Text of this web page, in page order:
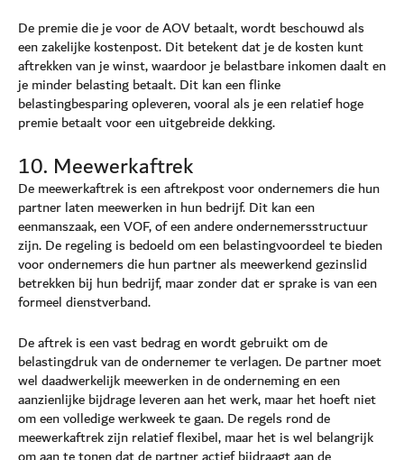
De premie die je voor de AOV betaalt, wordt beschouwd als
een zakelijke kostenpost. Dit betekent dat je de kosten kunt
aftrekken van je winst, waardoor je belastbare inkomen daalt en
je minder belasting betaalt. Dit kan een flinke
belastingbesparing opleveren, vooral als je een relatief hoge
premie betaalt voor een uitgebreide dekking.
10. Meewerkaftrek
De meewerkaftrek is een aftrekpost voor ondernemers die hun
partner laten meewerken in hun bedrijf. Dit kan een
eenmanszaak, een VOF, of een andere ondernemersstructuur
zijn. De regeling is bedoeld om een belastingvoordeel te bieden
voor ondernemers die hun partner als meewerkend gezinslid
betrekken bij hun bedrijf, maar zonder dat er sprake is van een
formeel dienstverband.
De aftrek is een vast bedrag en wordt gebruikt om de
belastingdruk van de ondernemer te verlagen. De partner moet
wel daadwerkelijk meewerken in de onderneming en een
aanzienlijke bijdrage leveren aan het werk, maar het hoeft niet
om een volledige werkweek te gaan. De regels rond de
meewerkaftrek zijn relatief flexibel, maar het is wel belangrijk